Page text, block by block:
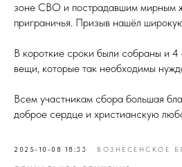
зоне СВО и пострадавшим
приграничья. Призыв нашёл
В короткие сроки были собраны и 4
вещи, которые так необходимы
Всем участникам сбора большая
доброе сердце и христианскую
2025-10-08 18:33 ВОЗНЕСЕНСКОЕ